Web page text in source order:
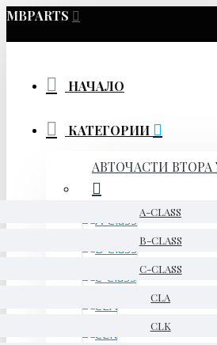
MBPARTS
НАЧАЛО
КАТЕГОРИИ
АВТОЧАСТИ ВТОРА
A-CLASS
B-CLASS
C-CLASS
CLA
CLK